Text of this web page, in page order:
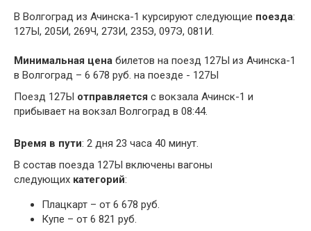
В Волгоград из Ачинска-1 курсируют следующие поезда:
127Ы, 205И, 269Ч, 273И, 235Э, 097Э, 081И.
Минимальная цена билетов на поезд 127Ы из Ачинска-1
в Волгоград – 6 678 руб. на поезде - 127Ы
Поезд 127Ы отправляется с вокзала Ачинск-1 и
прибывает на вокзал Волгоград в 08:44.
Время в пути: 2 дня 23 часа 40 минут.
В состав поезда 127Ы включены вагоны
следующих категорий:
Плацкарт – от 6 678 руб.
Купе – от 6 821 руб.